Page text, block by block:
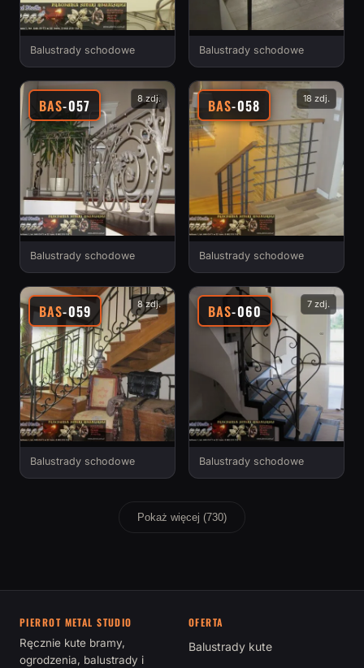
Balustrady schodowe Balustrady schodowe
BAS-057 8 zdj.
Balustrady schodowe
BAS-058 18 zdj.
Balustrady schodowe
BAS-059 8 zdj.
Balustrady schodowe
BAS-060 7 zdj.
Balustrady schodowe
Pokaż więcej (730)
PIERROT METAL STUDIO
Ręcznie kute bramy,
ogrodzenia, balustrady i
OFERTA
Balustrady kute